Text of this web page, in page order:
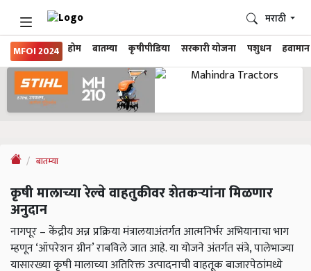
MFOI 2024 होम बातम्या कृषीपीडिया सरकारी योजना पशुधन हवामान
मराठी
बातम्या
कृषी मालाच्या रेल्वे वाहतुकीवर शेतकऱ्यांना मिळणार
अनुदान
नागपूर – केंद्रीय अन्न प्रक्रिया मंत्रालयाअंतर्गत आत्मनिर्भर अभियानाचा भाग
म्हणून ‘ऑपरेशन ग्रीन’ राबविले जात आहे. या योजने अंतर्गत संत्रे, पालेभाज्या
यासारख्या कृषी मालाच्या अतिरिक्त उत्पादनाची वाहतूक बाजारपेठांमध्ये